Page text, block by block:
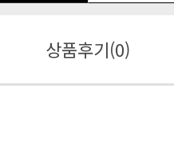
상품후기(0)